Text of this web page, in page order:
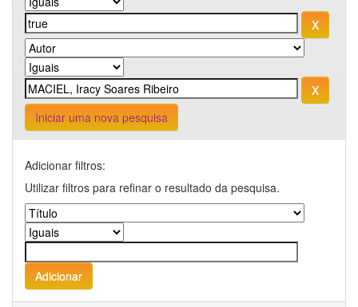
Iniciar uma nova pesquisa
Adicionar filtros:
Utilizar filtros para refinar o resultado da pesquisa.